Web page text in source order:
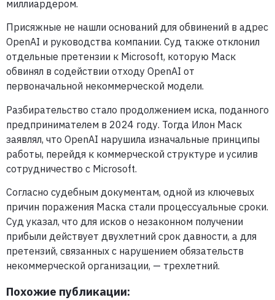
миллиардером.
Присяжные не нашли оснований для обвинений в адрес
OpenAI и руководства компании. Суд также отклонил
отдельные претензии к Microsoft, которую Маск
обвинял в содействии отходу OpenAI от
первоначальной некоммерческой модели.
Разбирательство стало продолжением иска, поданного
предпринимателем в 2024 году. Тогда Илон Маск
заявлял, что OpenAI нарушила изначальные принципы
работы, перейдя к коммерческой структуре и усилив
сотрудничество с Microsoft.
Согласно судебным документам, одной из ключевых
причин поражения Маска стали процессуальные сроки.
Суд указал, что для исков о незаконном получении
прибыли действует двухлетний срок давности, а для
претензий, связанных с нарушением обязательств
некоммерческой организации, — трехлетний.
Похожие публикации: